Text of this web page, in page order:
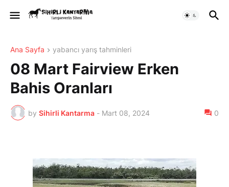
Ana Sayfa yabancı yarış tahminleri
08 Mart Fairview Erken
Bahis Oranları
by Sihirli Kantarma - Mart 08, 2024 0